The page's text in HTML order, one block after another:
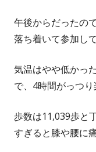
午後からだったの
落ち着いて参加し
気温はやや低かっ
で、4時間がっつり
歩数は11,039歩と
すぎると膝や腰に